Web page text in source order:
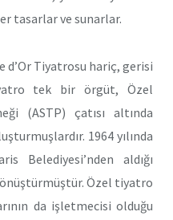
tasarlar ve sunarlar.
d’Or Tiyatrosu hariç, gerisi
tek bir örgüt, Özel
(ASTP) çatısı altında
1964 yılında
Belediyesi’nden aldığı
Özel tiyatro
da işletmecisi olduğu